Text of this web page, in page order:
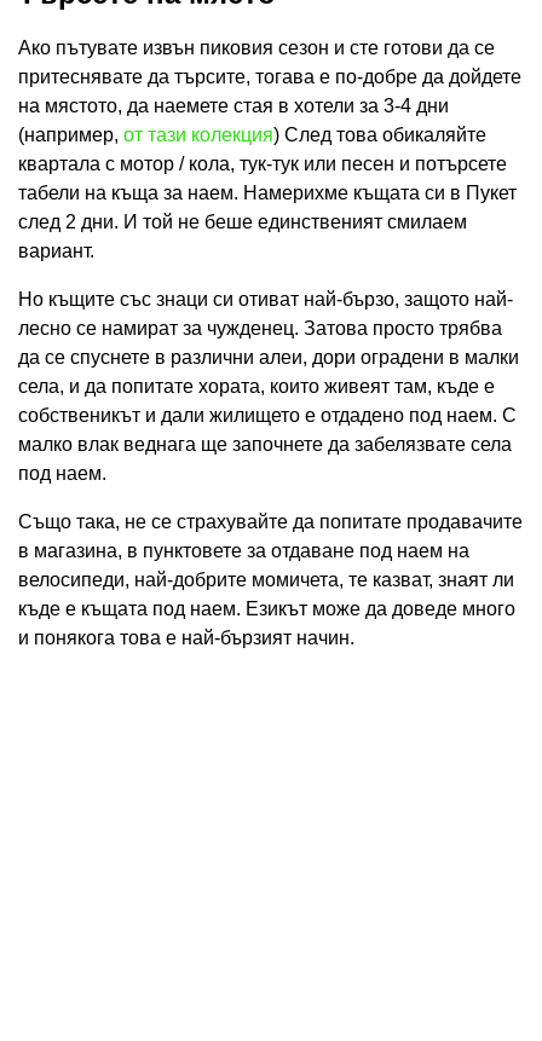
Ако пътувате извън пиковия сезон и сте готови да се
притеснявате да търсите, тогава е по-добре да дойдете
на мястото, да наемете стая в хотели за 3-4 дни
(например, от тази колекция) След това обикаляйте
квартала с мотор / кола, тук-тук или песен и потърсете
табели на къща за наем. Намерихме къщата си в Пукет
след 2 дни. И той не беше единственият смилаем
вариант.
Но къщите със знаци си отиват най-бързо, защото най-
лесно се намират за чужденец. Затова просто трябва
да се спуснете в различни алеи, дори оградени в малки
села, и да попитате хората, които живеят там, къде е
собственикът и дали жилището е отдадено под наем. С
малко влак веднага ще започнете да забелязвате села
под наем.
Също така, не се страхувайте да попитате продавачите
в магазина, в пунктовете за отдаване под наем на
велосипеди, най-добрите момичета, те казват, знаят ли
къде е къщата под наем. Езикът може да доведе много
и понякога това е най-бързият начин.